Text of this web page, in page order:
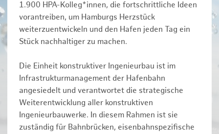
1.900 HPA-Kolleg*innen, die fortschrittliche Ideen
vorantreiben, um Hamburgs Herzstück
weiterzuentwickeln und den Hafen jeden Tag ein
Stück nachhaltiger zu machen.
Die Einheit konstruktiver Ingenieurbau ist im
Infrastrukturmanagement der Hafenbahn
angesiedelt und verantwortet die strategische
Weiterentwicklung aller konstruktiven
Ingenieurbauwerke. In diesem Rahmen ist sie
zuständig für Bahnbrücken, eisenbahnspezifische